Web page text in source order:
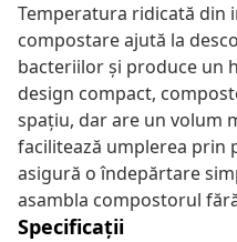
Temperatura ridicată din
compostare ajută la
bacteriilor și produce un
design compact,
spațiu, dar are un volum
facilitează umplerea prin
asigură o îndepărtare
asambla compostorul
Specificații